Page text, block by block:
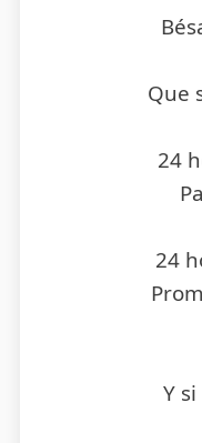
Que
24
24
Y